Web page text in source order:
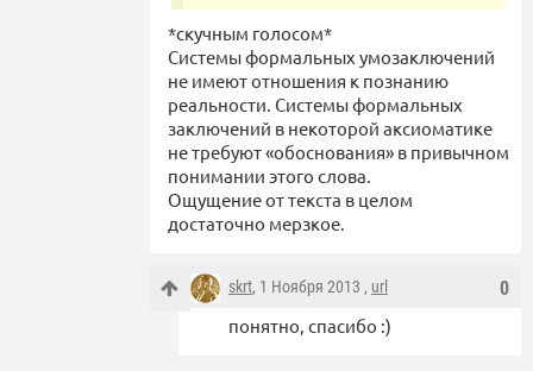
*скучным голосом*
Системы формальных умозаключений
не имеют отношения к познанию
реальности. Системы формальных
заключений в некоторой аксиоматике
не требуют «обоснования» в привычном
понимании этого слова.
Ощущение от текста в целом
достаточно мерзкое.
0
skrt, 1 Ноября 2013 , url
понятно, спасибо :)